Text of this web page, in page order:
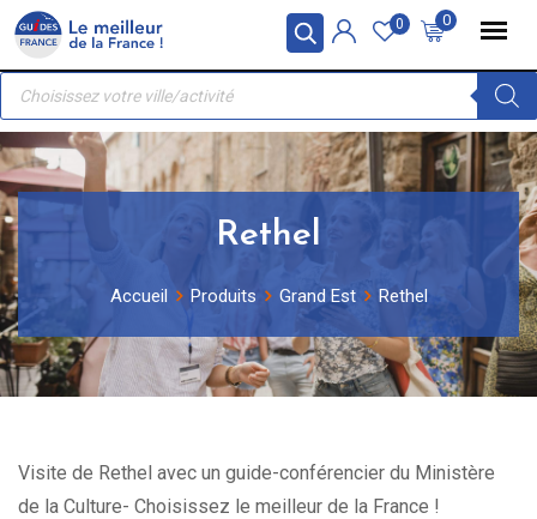
Panneau de gestion des cookies
Skip
content
0
0
Recherche
produits
Rethel
Accueil Produits Grand Est Rethel
Visite de Rethel avec un guide-conférencier du Ministère
de la Culture- Choisissez le meilleur de la France !